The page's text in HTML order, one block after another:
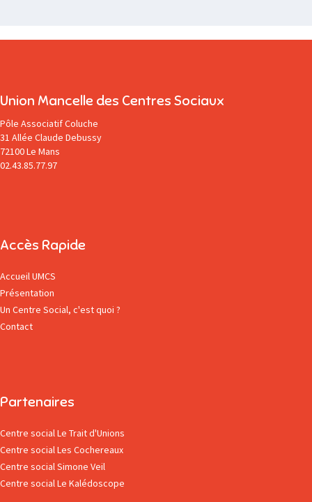
Union Mancelle des Centres Sociaux
Pôle Associatif Coluche
31 Allée Claude Debussy
72100 Le Mans
02.43.85.77.97
Accès Rapide
Accueil UMCS
Présentation
Un Centre Social, c'est quoi ?
Contact
Partenaires
Centre social Le Trait d'Unions
Centre social Les Cochereaux
Centre social Simone Veil
Centre social Le Kalédoscope